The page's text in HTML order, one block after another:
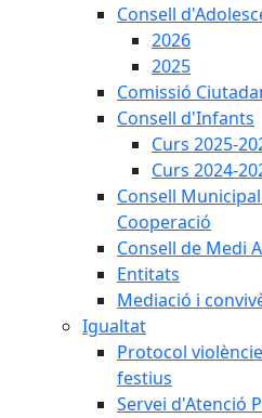
Consell
2026
2025
Comissió
Consell d'Infants
Curs 2025-
Curs 2024-
Consell
Cooperació
Consell de Medi
Entitats
Mediació i
Igualtat
Protocol
festius
Servei d'Atenció